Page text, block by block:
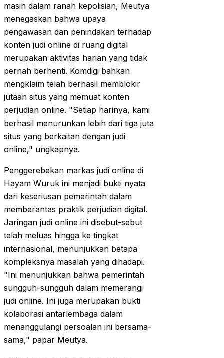
masih dalam ranah kepolisian, Meutya
menegaskan bahwa upaya
pengawasan dan penindakan terhadap
konten judi online di ruang digital
merupakan aktivitas harian yang tidak
pernah berhenti. Komdigi bahkan
mengklaim telah berhasil memblokir
jutaan situs yang memuat konten
perjudian online. "Setiap harinya, kami
berhasil menurunkan lebih dari tiga juta
situs yang berkaitan dengan judi
online," ungkapnya.
Penggerebekan markas judi online di
Hayam Wuruk ini menjadi bukti nyata
dari keseriusan pemerintah dalam
memberantas praktik perjudian digital.
Jaringan judi online ini disebut-sebut
telah meluas hingga ke tingkat
internasional, menunjukkan betapa
kompleksnya masalah yang dihadapi.
"Ini menunjukkan bahwa pemerintah
sungguh-sungguh dalam memerangi
judi online. Ini juga merupakan bukti
kolaborasi antarlembaga dalam
menanggulangi persoalan ini bersama-
sama," papar Meutya.